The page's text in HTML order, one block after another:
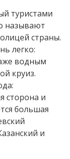
туристами
называют
страны.
легко:
водным
круиз.
сторона и
большая
и